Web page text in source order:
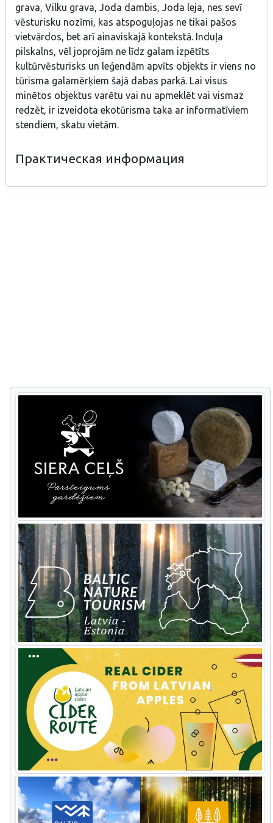
grava, Vilku grava, Joda dambis, Joda leja, nes sevī
vēsturisku nozīmi, kas atspoguļojas ne tikai pašos
vietvārdos, bet arī ainaviskajā kontekstā. Induļa
pilskalns, vēl joprojām ne līdz galam izpētīts
kultūrvēsturisks un leģendām apvīts objekts ir viens no
tūrisma galamērķiem šajā dabas parkā. Lai visus
minētos objektus varētu vai nu apmeklēt vai vismaz
redzēt, ir izveidota ekotūrisma taka ar informatīviem
stendiem, skatu vietām.
Практическая информация